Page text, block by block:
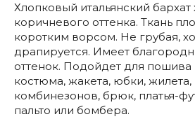
Хлопковый итальянский бархат
коричневого оттенка. Ткань
коротким ворсом. Не грубая,
драпируется. Имеет
оттенок. Подойдет для пошива
костюма, жакета, юбки,
комбинезонов, брюк, платья-
пальто или бомбера.